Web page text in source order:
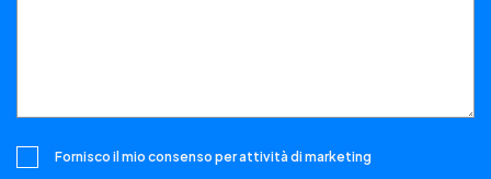
Fornisco il mio consenso per attività di marketing